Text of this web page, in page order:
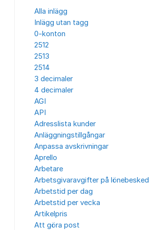
Alla inlägg
Inlägg utan tagg
0-konton
2512
2513
2514
3 decimaler
4 decimaler
AGI
API
Adresslista kunder
Anläggningstillgångar
Anpassa avskrivningar
Aprello
Arbetare
Arbetsgivaravgifter på lönebesked
Arbetstid per dag
Arbetstid per vecka
Artikelpris
Att göra post